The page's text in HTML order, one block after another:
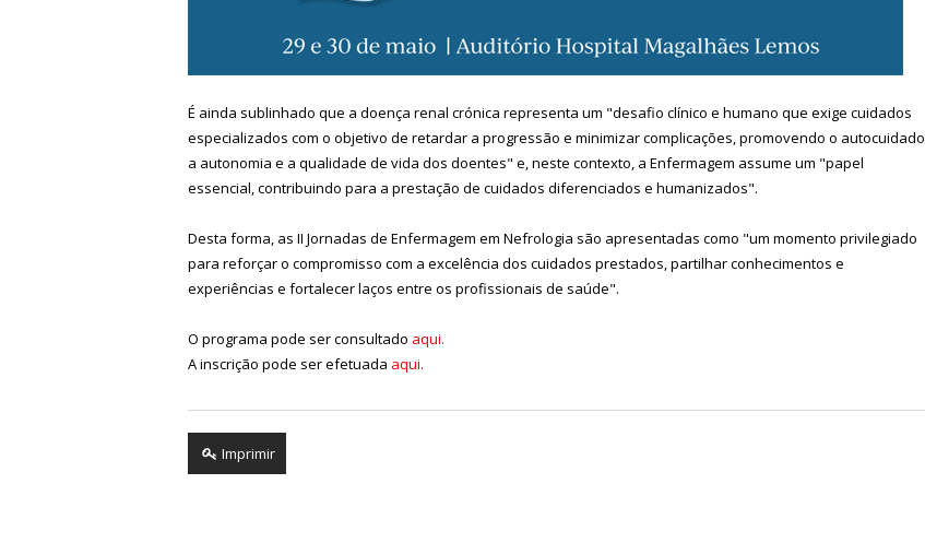
É ainda sublinhado que a doença renal crónica representa um "desafio clínico e humano que exige cuidados
especializados com o objetivo de retardar a progressão e minimizar complicações, promovendo o autocuidado,
a autonomia e a qualidade de vida dos doentes" e, neste contexto, a Enfermagem assume um "papel
essencial, contribuindo para a prestação de cuidados diferenciados e humanizados".
Desta forma, as II Jornadas de Enfermagem em Nefrologia são apresentadas como "um momento privilegiado
para reforçar o compromisso com a excelência dos cuidados prestados, partilhar conhecimentos e
experiências e fortalecer laços entre os profissionais de saúde".
O programa pode ser consultado aqui.
A inscrição pode ser efetuada aqui.
Imprimir